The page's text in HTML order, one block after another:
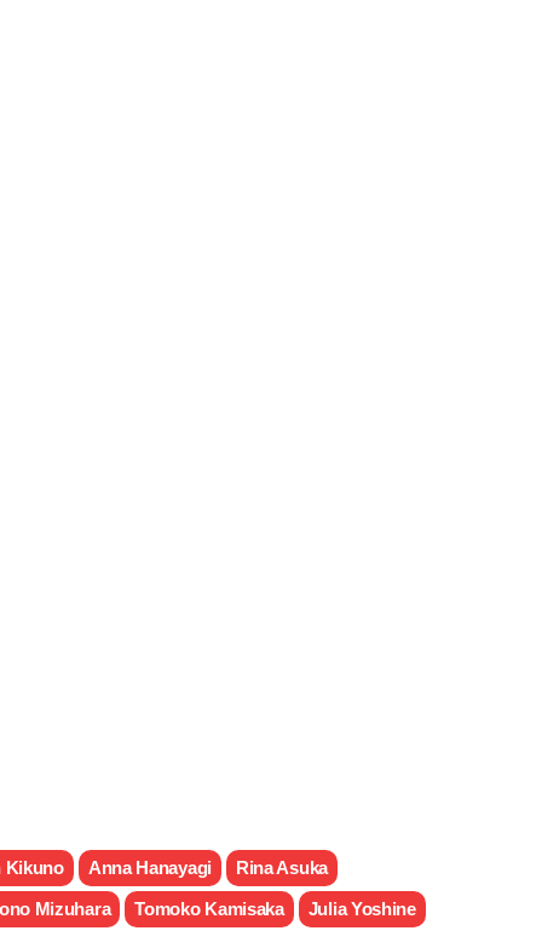
Kikuno Anna Hanayagi
Rina Asuka
Mizuhara
Tomoko Kamisaka Julia Yoshine